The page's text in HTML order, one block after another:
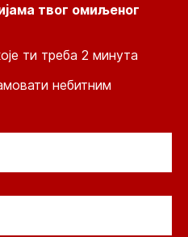
твог омиљеног
ти треба 2 минута
небитним